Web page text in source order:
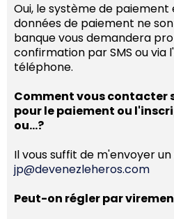
Oui, le système de paiement
données de paiement ne
banque vous demandera
confirmation par SMS ou
téléphone.
Comment vous contacter
pour le paiement ou
ou…?
Il vous suffit de m'envoyer
jp@devenezleheros.com
Peut-on régler par